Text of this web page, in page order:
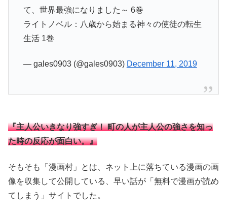
て、世界最強になりました～ 6巻
ライトノベル：八歳から始まる神々の使徒の転生
生活 1巻
— gales0903 (@gales0903) December 11, 2019
『主人公いきなり強すぎ！ 町の人が主人公の強さを知っ
た時の反応が面白い。』
そもそも「漫画村」とは、ネット上に落ちている漫画の画
像を収集して公開している、早い話が「無料で漫画が読め
てしまう」サイトでした。